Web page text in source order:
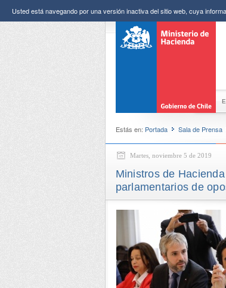
Usted está navegando por una versión inactiva del sitio web, cuya
Estás en: Portada Sala de Prensa
Martes, noviembre 5 de 2019
Ministros de
parlamentarios de